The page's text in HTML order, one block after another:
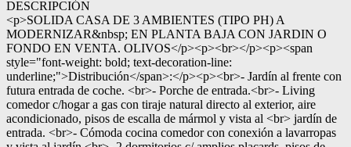
DESCRIPCIÓN
<p>SOLIDA CASA DE 3 AMBIENTES (TIPO PH) A
MODERNIZAR&nbsp; EN PLANTA BAJA CON JARDIN O
FONDO EN VENTA. OLIVOS</p><p><br></p><p><span
style="font-weight: bold; text-decoration-line:
underline;">Distribución</span>:</p><p><br>- Jardín al frente con
futura entrada de coche. <br>- Porche de entrada.<br>- Living
comedor c/hogar a gas con tiraje natural directo al exterior, aire
acondicionado, pisos de escalla de mármol y vista al <br> jardín de
entrada. <br>- Cómoda cocina comedor con conexión a lavarropas